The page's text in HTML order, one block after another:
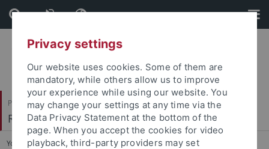
Skip
to
content
Skip
to
footer
Philosophische Fakultät
Romanisches Seminar
You are here: Startseite ... B.Ed. NEU (AB WS 22/23)
Privacy settings
Our website uses cookies. Some of them are
mandatory, while others allow us to improve
your experience while using our website. You
may change your settings at any time via the
Data Privacy Statement at the bottom of the
page. When you accept the cookies for video
playback, third-party providers may set